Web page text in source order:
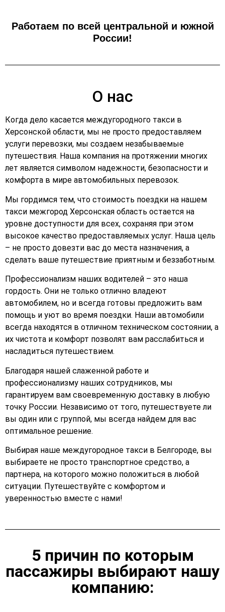
Работаем по всей центральной и южной
России!
О нас
Когда дело касается междугородного такси в
Херсонской области, мы не просто предоставляем
услуги перевозки, мы создаем незабываемые
путешествия. Наша компания на протяжении многих
лет является символом надежности, безопасности и
комфорта в мире автомобильных перевозок.
Мы гордимся тем, что стоимость поездки на нашем
такси межгород Херсонская область остается на
уровне доступности для всех, сохраняя при этом
высокое качество предоставляемых услуг. Наша цель
– не просто довезти вас до места назначения, а
сделать ваше путешествие приятным и беззаботным.
Профессионализм наших водителей – это наша
гордость. Они не только отлично владеют
автомобилем, но и всегда готовы предложить вам
помощь и уют во время поездки. Наши автомобили
всегда находятся в отличном техническом состоянии, а
их чистота и комфорт позволят вам расслабиться и
насладиться путешествием.
Благодаря нашей слаженной работе и
профессионализму наших сотрудников, мы
гарантируем вам своевременную доставку в любую
точку России. Независимо от того, путешествуете ли
вы один или с группой, мы всегда найдем для вас
оптимальное решение.
Выбирая наше междугородное такси в Белгороде, вы
выбираете не просто транспортное средство, а
партнера, на которого можно положиться в любой
ситуации. Путешествуйте с комфортом и
уверенностью вместе с нами!
5 причин по которым
пассажиры выбирают нашу
компанию: